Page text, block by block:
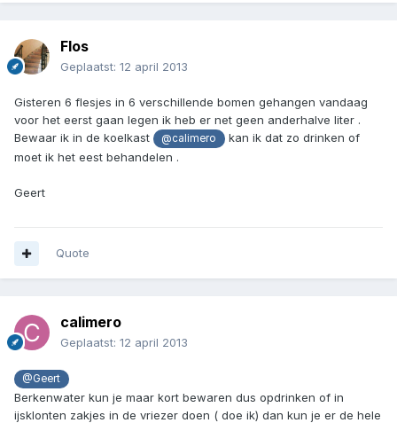
Flos
Geplaatst: 12 april 2013
Gisteren 6 flesjes in 6 verschillende bomen gehangen vandaag
voor het eerst gaan legen ik heb er net geen anderhalve liter .
Bewaar ik in de koelkast
@calimero
kan ik dat zo drinken of
moet ik het eest behandelen .
Geert
Quote
calimero
Geplaatst: 12 april 2013
@Geert
Berkenwater kun je maar kort bewaren dus opdrinken of in
ijsklonten zakjes in de vriezer doen ( doe ik) dan kun je er de hele